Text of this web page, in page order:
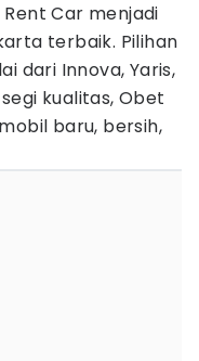
Car menjadi
terbaik. Pilihan
dari Innova, Yaris,
kualitas, Obet
baru, bersih,